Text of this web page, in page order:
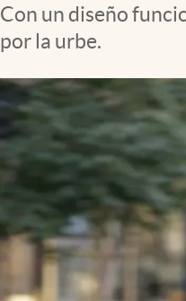
Con un diseño
por la urbe.